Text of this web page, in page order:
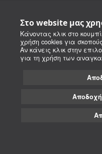
Στο website μας
Κάνοντας κλικ στο
χρήση cookies για
Αν κάνεις κλικ στην
για τη χρήση των